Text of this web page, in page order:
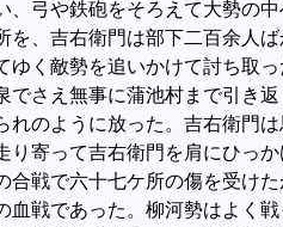
弓や鉄砲をそろえて大勢の
、吉右衛門は部下二百余人
く敵勢を追いかけて討ち取
さえ無事に蒲池村まで引き返
のように放った。吉右衛門は
寄って吉右衛門を肩にひっ
戦で六十七ケ所の傷を受け
戦であった。柳河勢はよく